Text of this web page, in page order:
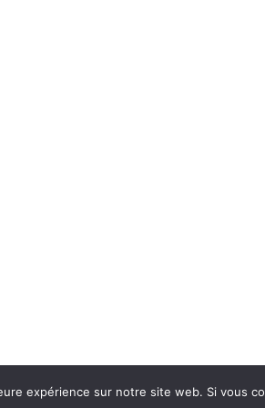
expérience sur notre site web. Si vous